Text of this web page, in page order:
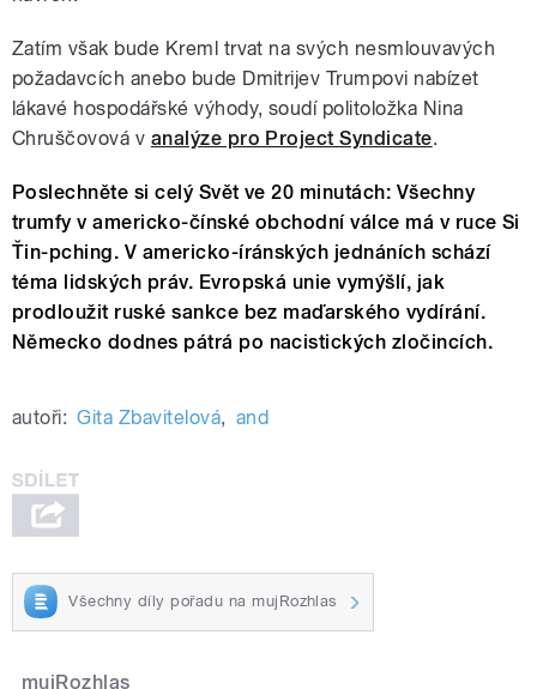
Zatím však bude Kreml trvat na svých nesmlouvavých
požadavcích anebo bude Dmitrijev Trumpovi nabízet
lákavé hospodářské výhody, soudí politoložka Nina
Chruščovová v analýze pro Project Syndicate.
Poslechněte si celý Svět ve 20 minutách: Všechny
trumfy v americko-čínské obchodní válce má v ruce Si
Ťin-pching. V americko-íránských jednáních schází
téma lidských práv. Evropská unie vymýšlí, jak
prodloužit ruské sankce bez maďarského vydírání.
Německo dodnes pátrá po nacistických zločincích.
autoři: Gita Zbavitelová, and
Všechny díly pořadu na mujRozhlas
mujRozhlas